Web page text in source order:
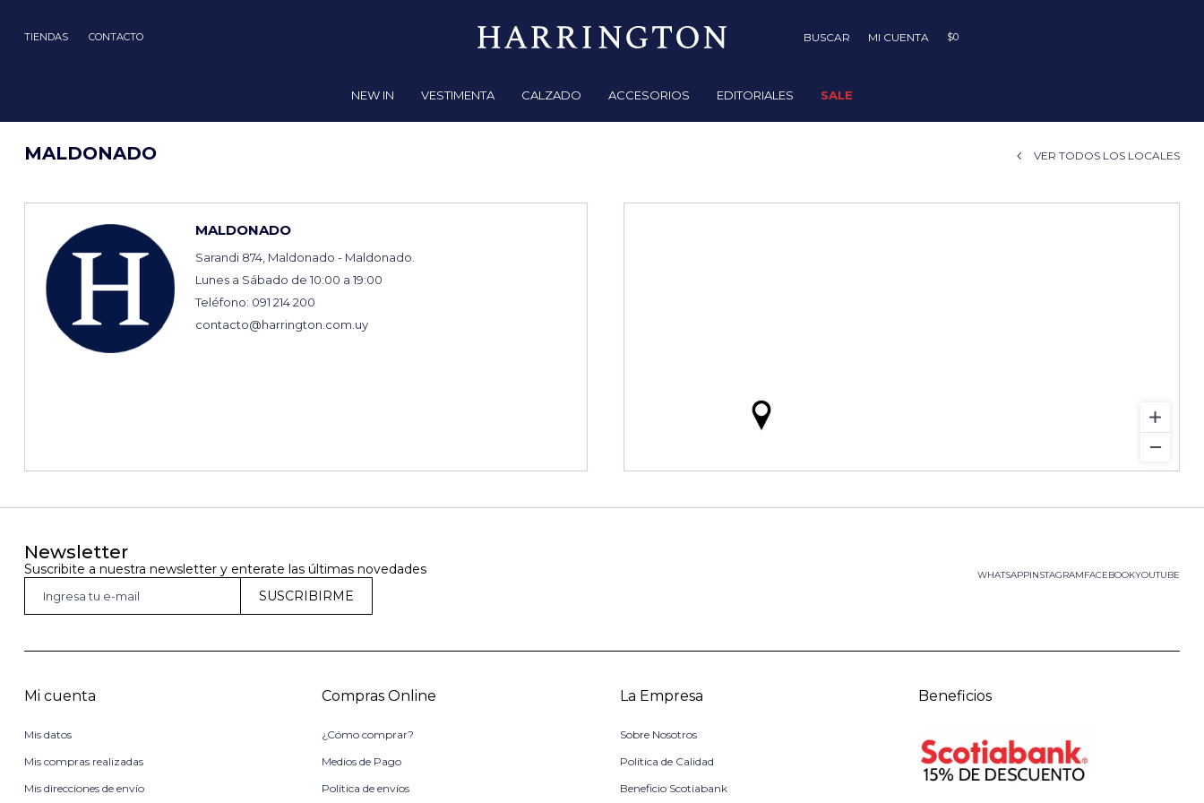
TIENDAS CONTACTO
NEW IN VESTIMENTA CALZADO ACCESORIOS EDITORIALES SALE
$0
MALDONADO VER TODOS LOS LOCALES
MALDONADO
Sarandi 874, Maldonado - Maldonado.
Lunes a Sábado de 10:00 a 19:00
Teléfono: 091 214 200
contacto@harrington.com.uy
Newsletter
Suscribite a nuestra newsletter y enterate las últimas novedades
SUSCRIBIRME
WHATSAPP FACEBOOKYOUTUBE
INSTAGRAM
Mi cuenta
Mis datos
Mis compras realizadas
Mis direcciones de envío
Compras Online
¿Cómo comprar?
Medios de Pago
Política de envíos
La Empresa
Sobre Nosotros
Política de Calidad
Beneficio Scotiabank
Beneficios